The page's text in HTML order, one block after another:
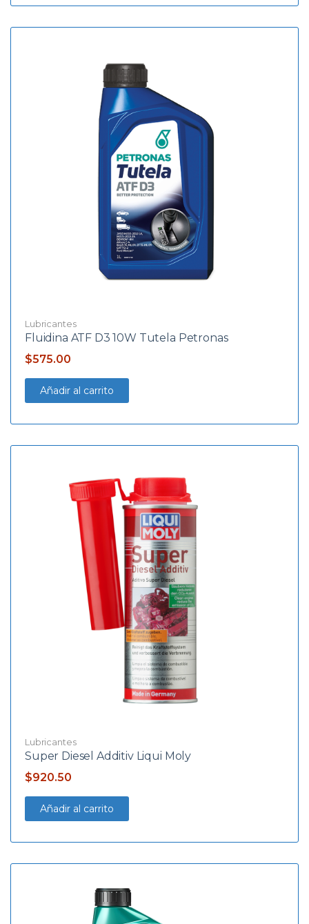
Lubricantes
Fluidina ATF D3 10W Tutela Petronas
$575.00
Añadir al carrito
Lubricantes
Super Diesel Additiv Liqui Moly
$920.50
Añadir al carrito